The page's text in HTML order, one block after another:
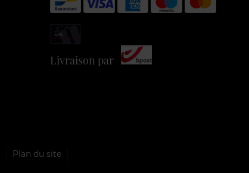
Livraison par
Plan du site